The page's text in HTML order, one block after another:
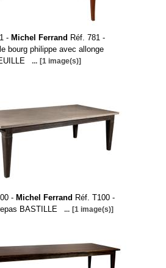
- Michel Ferrand Réf. 781 -
bourg philippe avec allonge
... [1 image(s)]
- Michel Ferrand Réf. T100 -
BASTILLE
... [1 image(s)]